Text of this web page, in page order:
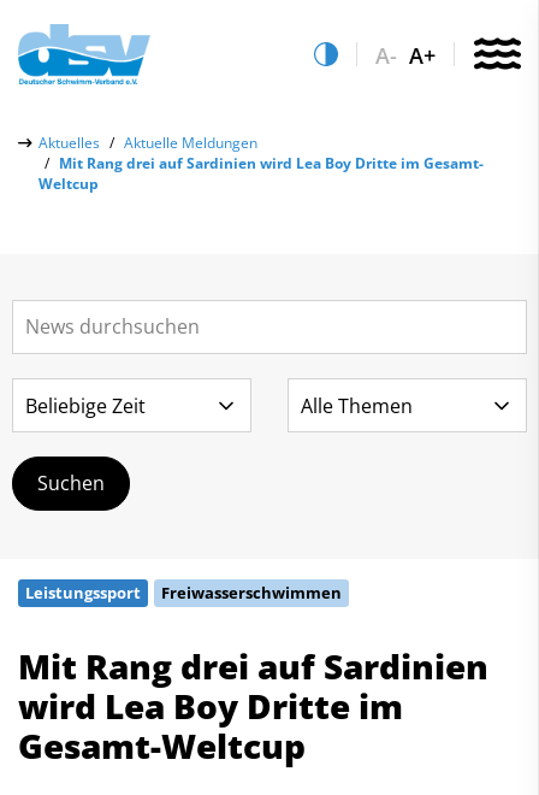
A- A+
Aktuelles
Aktuelle Meldungen
Mit Rang drei auf Sardinien wird Lea Boy Dritte im Gesamt-
Weltcup
Leistungssport Freiwasserschwimmen
Mit Rang drei auf Sardinien
wird Lea Boy Dritte im
Gesamt-Weltcup
Über uns
Aktuelles
Leistungs- & Wettkampfsport
Schwimmen lernen
Sportentwicklung
Service
Vereinsfinder
Lizenzwesen
Zentrale Hinweisstelle
Anti-Doping
Recht auf sicheren Schwimmsport
Abteilungen
Freiwasserschwimmen
Wasserball
Synchronschwimmen
Masterssport